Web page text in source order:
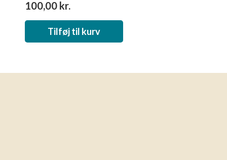
100,00 kr.
Tilføj til kurv